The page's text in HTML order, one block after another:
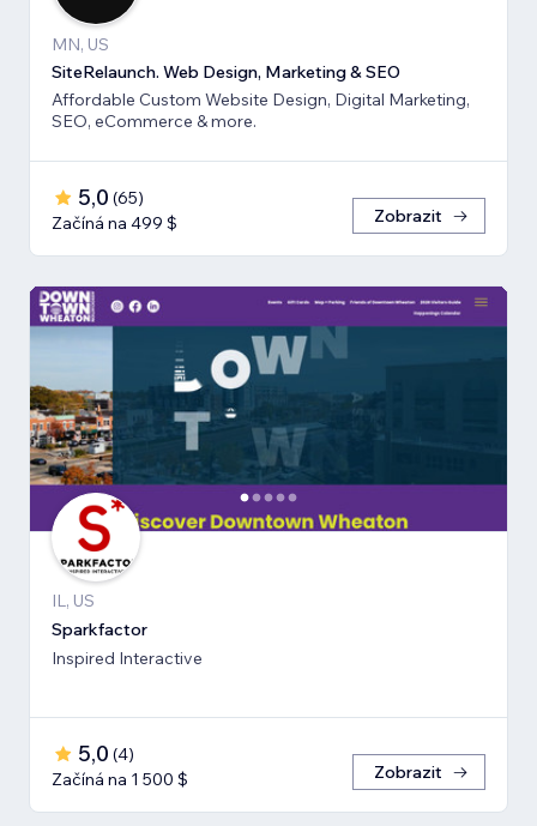
MN, US
SiteRelaunch. Web Design, Marketing & SEO
Affordable Custom Website Design, Digital Marketing,
SEO, eCommerce & more.
5,0 (65)
Začíná na 499 $
Zobrazit
IL, US
Sparkfactor
Inspired Interactive
5,0 (4)
Začíná na 1 500 $
Zobrazit